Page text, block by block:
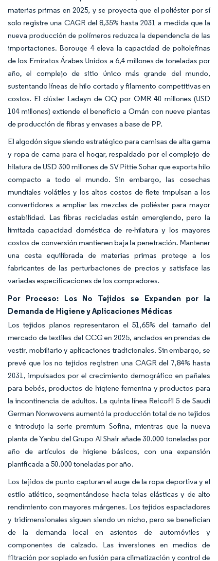
materias primas en 2025, y se proyecta que el poliéster por sí
solo registre una CAGR del 8,35% hasta 2031 a medida que la
nueva producción de polímeros reduzca la dependencia de las
importaciones. Borouge 4 eleva la capacidad de poliolefinas
de los Emiratos Árabes Unidos a 6,4 millones de toneladas por
año, el complejo de sitio único más grande del mundo,
sustentando líneas de hilo cortado y filamento competitivas en
costos. El clúster Ladayn de OQ por OMR 40 millones (USD
104 millones) extiende el beneficio a Omán con nueve plantas
de producción de fibras y envases a base de PP.
El algodón sigue siendo estratégico para camisas de alta gama
y ropa de cama para el hogar, respaldado por el complejo de
hilatura de USD 300 millones de SV Pittie Sohar que exporta hilo
compacto a todo el mundo. Sin embargo, las cosechas
mundiales volátiles y los altos costos de flete impulsan a los
convertidores a ampliar las mezclas de poliéster para mayor
estabilidad. Las fibras recicladas están emergiendo, pero la
limitada capacidad doméstica de re-hilatura y los mayores
costos de conversión mantienen baja la penetración. Mantener
una cesta equilibrada de materias primas protege a los
fabricantes de las perturbaciones de precios y satisface las
variadas especificaciones de los compradores.
Por Proceso: Los No Tejidos se Expanden por la
Demanda de Higiene y Aplicaciones Médicas
Los tejidos planos representaron el 51,65% del tamaño del
mercado de textiles del CCG en 2025, anclados en prendas de
vestir, mobiliario y aplicaciones tradicionales. Sin embargo, se
prevé que los no tejidos registren una CAGR del 7,84% hasta
2031, impulsados por el crecimiento demográfico en pañales
para bebés, productos de higiene femenina y productos para
la incontinencia de adultos. La quinta línea Reicofil 5 de Saudi
German Nonwovens aumentó la producción total de no tejidos
e introdujo la serie premium Sofina, mientras que la nueva
planta de Yanbu del Grupo Al Shair añade 30.000 toneladas por
año de artículos de higiene básicos, con una expansión
planificada a 50.000 toneladas por año.
Los tejidos de punto capturan el auge de la ropa deportiva y el
estilo atlético, segmentándose hacia telas elásticas y de alto
rendimiento con mayores márgenes. Los tejidos espaciadores
y tridimensionales siguen siendo un nicho, pero se benefician
de la demanda local en asientos de automóviles y
componentes de calzado. Las inversiones en medios de
filtración por soplado en fusión para climatización y control de